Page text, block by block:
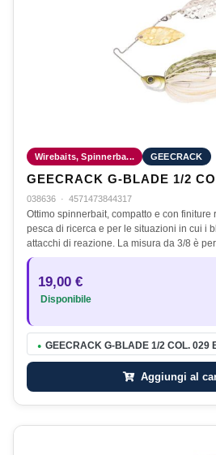
Wirebaits, Spinnerba... GEECRACK
GEECRACK G-BLADE 1/2
038636 · 4571473844317
Ottimo spinnerbait, compatto e con finiture
pesca di ricerca e per le situazioni in cui i
attacchi di reazione. La misura da 3/8 è
19,00 €
Disponibile
● GEECRACK G-BLADE 1/2 COL. 029
Aggiungi al